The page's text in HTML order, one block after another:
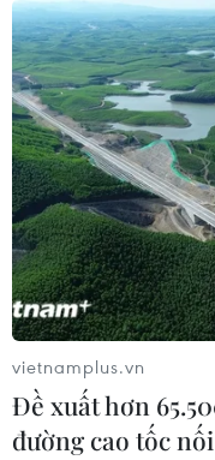
kéo dài nhiều tháng
vietnamplus.vn
Đề xuất hơn
đường cao tốc